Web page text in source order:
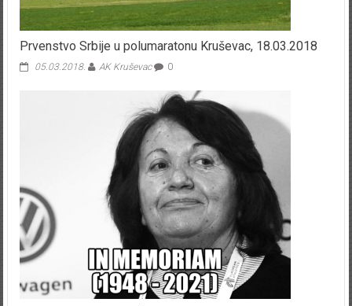
Prvenstvo Srbije u polumaratonu Kruševac, 18.03.2018
05.03.2018. AK Kruševac 0